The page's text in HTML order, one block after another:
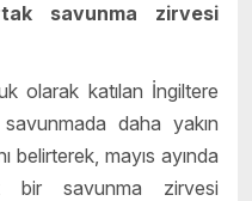
savunma zirvesi
olarak katılan İngiltere
daha yakın
belirterek, mayıs ayında
savunma zirvesi